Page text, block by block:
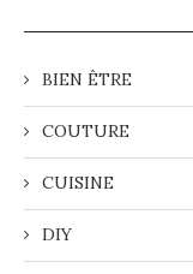
BIEN ÊTRE
COUTURE
CUISINE
DIY